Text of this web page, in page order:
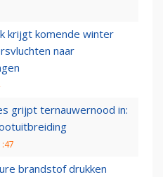
krijgt komende winter
naar
grijpt ternauwernood in:
brandstof drukken